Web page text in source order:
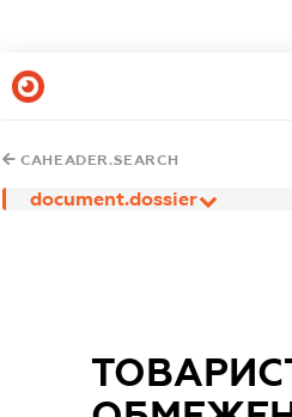
CAHEADER.SEARCH
document.dossier